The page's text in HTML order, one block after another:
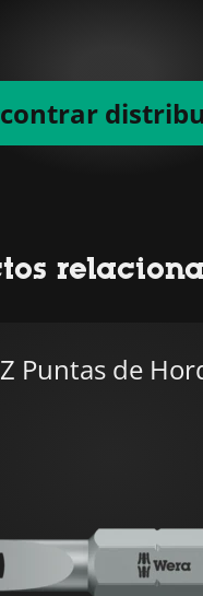
Puntas de